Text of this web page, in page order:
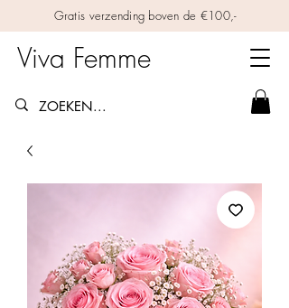
Gratis verzending boven de €100,-
Viva Femme